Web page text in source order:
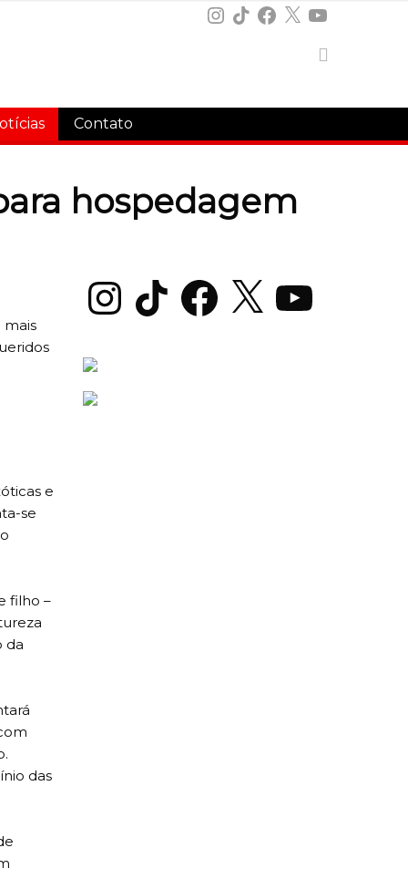
Instagram
TikTokFacebook
X YouTube
Contato
hospedagem
e
se
filho –
da
das
InstagramTikTok Facebook
X YouTube